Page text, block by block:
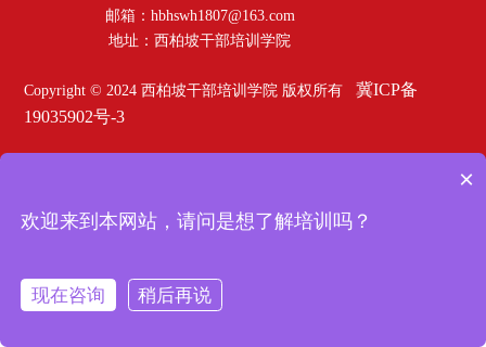
邮箱：hbhswh1807@163.com
地址：西柏坡干部培训学院
Copyright © 2024 西柏坡干部培训学院 版权所有冀ICP备
19035902号-3
×
欢迎来到本网站，请问是想了解培训吗？
现在咨询
稍后再说
在线咨询